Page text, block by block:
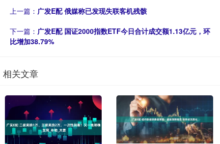
上一篇： 广发E配 俄媒称已发现失联客机残骸
下一篇： 广发E配 国证2000指数ETF今日合计成交额1.13亿元，环
比增加38.79%
相关文章